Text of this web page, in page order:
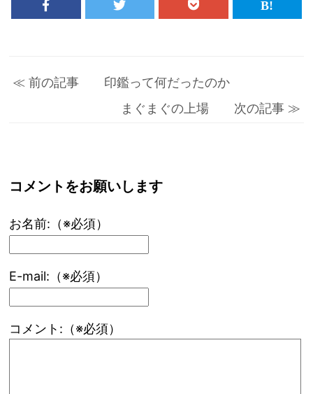
≪ 前の記事 印鑑って何だったのか
まぐまぐの上場 次の記事 ≫
コメントをお願いします
お名前:（※必須）
E-mail:（※必須）
コメント:（※必須）